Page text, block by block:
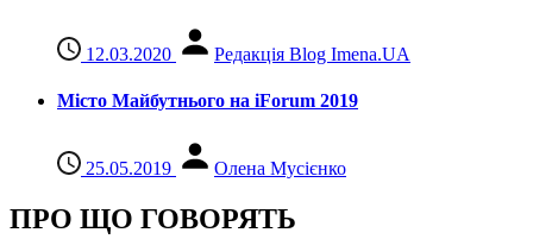
12.03.2020 Редакція Blog Imena.UA
Місто Майбутнього на iForum 2019
25.05.2019 Олена Мусієнко
ПРО ЩО ГОВОРЯТЬ